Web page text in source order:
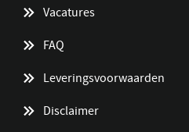
Vacatures
FAQ
Leveringsvoorwaarden
Disclaimer